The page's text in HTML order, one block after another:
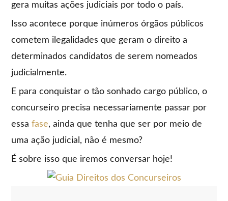
gera muitas ações judiciais por todo o país.
Isso acontece porque inúmeros órgãos públicos
cometem ilegalidades que geram o direito a
determinados candidatos de serem nomeados
judicialmente.
E para conquistar o tão sonhado cargo público, o
concurseiro precisa necessariamente passar por
essafase, ainda que tenha que ser por meio de
uma ação judicial, não é mesmo?
É sobre isso que iremos conversar hoje!